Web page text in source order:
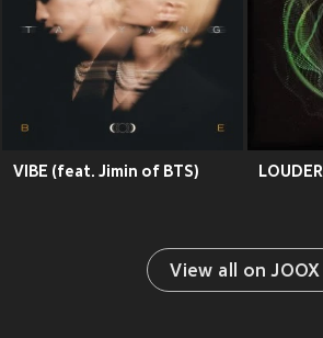
VIBE (feat. Jimin of BTS) LOUDER
View all on JOOX